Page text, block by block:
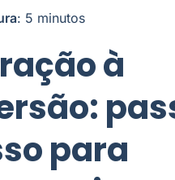
: 5 minutos
à
para